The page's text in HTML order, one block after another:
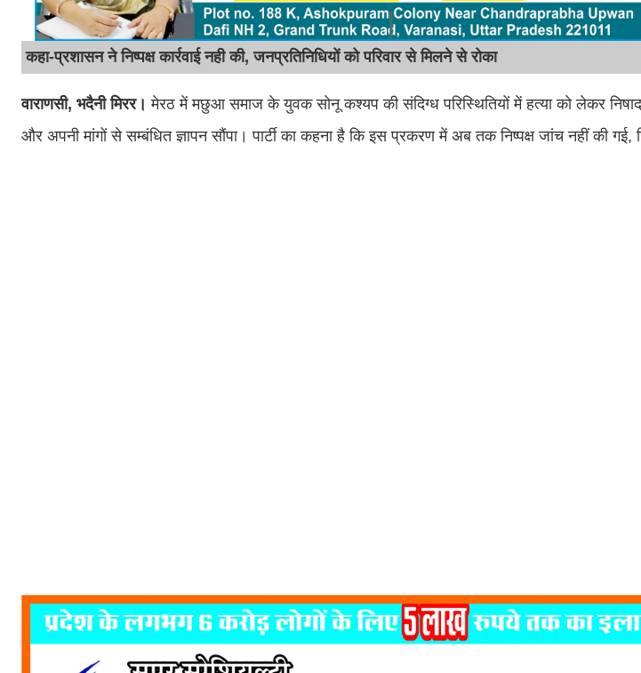
कहा-प्रशासन ने निष्पक्ष कार्रवाई नही की, जनप्रतिनिधियों को परिवार से मिलने से रोका
वाराणसी, भदैनी मिरर। मेरठ में मछुआ समाज के युवक सोनू कश्यप की संदिग्ध परिस्थितियों में हत्या को लेकर निषाद
और अपनी मांगों से सम्बंधित ज्ञापन सौंपा। पार्टी का कहना है कि इस प्रकरण में अब तक निष्पक्ष जांच नहीं की